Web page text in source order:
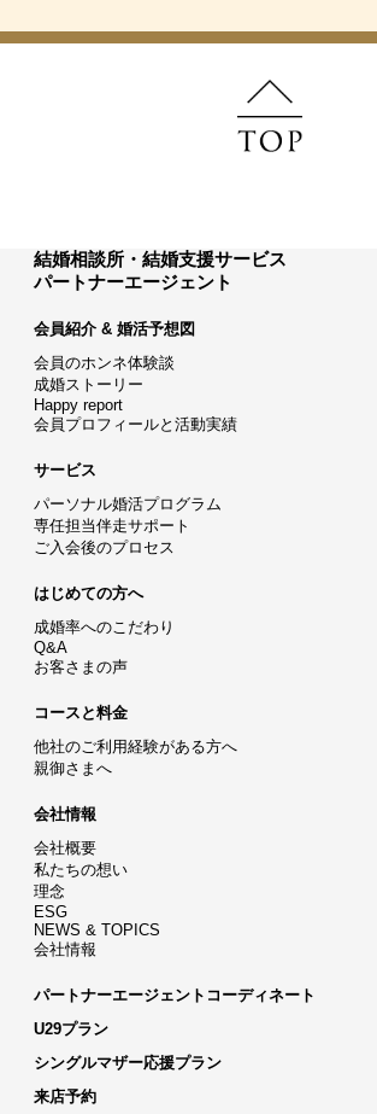
結婚相談所・結婚支援サービス
パートナーエージェント
会員紹介 & 婚活予想図
会員のホンネ体験談
成婚ストーリー
Happy report
会員プロフィールと活動実績
サービス
パーソナル婚活プログラム
専任担当伴走サポート
ご入会後のプロセス
はじめての方へ
成婚率へのこだわり
Q&A
お客さまの声
コースと料金
他社のご利用経験がある方へ
親御さまへ
会社情報
会社概要
私たちの想い
理念
ESG
NEWS & TOPICS
会社情報
パートナーエージェントコーディネート
U29プラン
シングルマザー応援プラン
来店予約